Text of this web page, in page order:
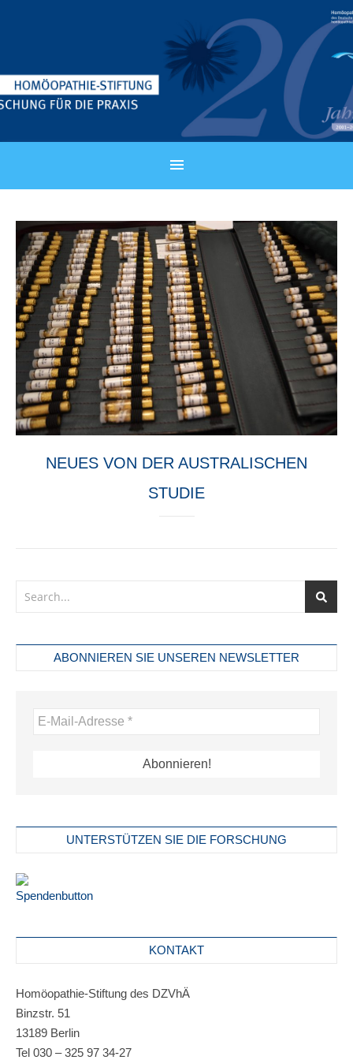
NEUES VON DER AUSTRALISCHEN
STUDIE
ABONNIEREN SIE UNSEREN NEWSLETTER
UNTERSTÜTZEN SIE DIE FORSCHUNG
KONTAKT
Homöopathie-Stiftung des DZVhÄ
Binzstr. 51
13189 Berlin
Tel 030 – 325 97 34-27